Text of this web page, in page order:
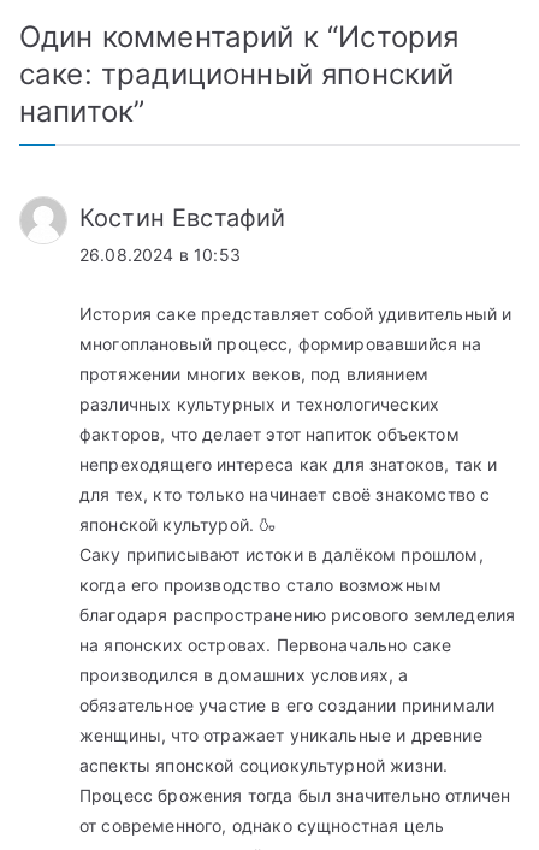
Один комментарий к “История
саке: традиционный японский
напиток”
Костин Евстафий
26.08.2024 в 10:53
История саке представляет собой удивительный и
многоплановый процесс, формировавшийся на
протяжении многих веков, под влиянием
различных культурных и технологических
факторов, что делает этот напиток объектом
непреходящего интереса как для знатоков, так и
для тех, кто только начинает своё знакомство с
японской культурой. 🍶
Саку приписывают истоки в далёком прошлом,
когда его производство стало возможным
благодаря распространению рисового земледелия
на японских островах. Первоначально саке
производился в домашних условиях, а
обязательное участие в его создании принимали
женщины, что отражает уникальные и древние
аспекты японской социокультурной жизни.
Процесс брожения тогда был значительно отличен
от современного, однако сущностная цель